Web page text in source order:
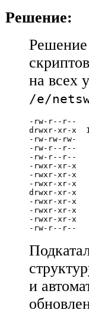
Решение:
Решение
на всех
/e/
-rw-r--r--   1
drwxr-xr-x
-rw-rw-rw-
-rw-r--r--   1
-rw-r--r--   1
-rwxr-xr-x
-rwxr-xr-x
-rwxr-xr-x
drwxr-xr-x
-rwxr-xr-x
-rwxr-xr-x
-rwxr-xr-x
и